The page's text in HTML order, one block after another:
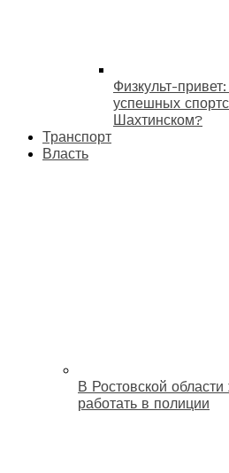
Физкульт-
успешных
Шахтинском?
Транспорт
Власть
В Ростовской
работать в полиции